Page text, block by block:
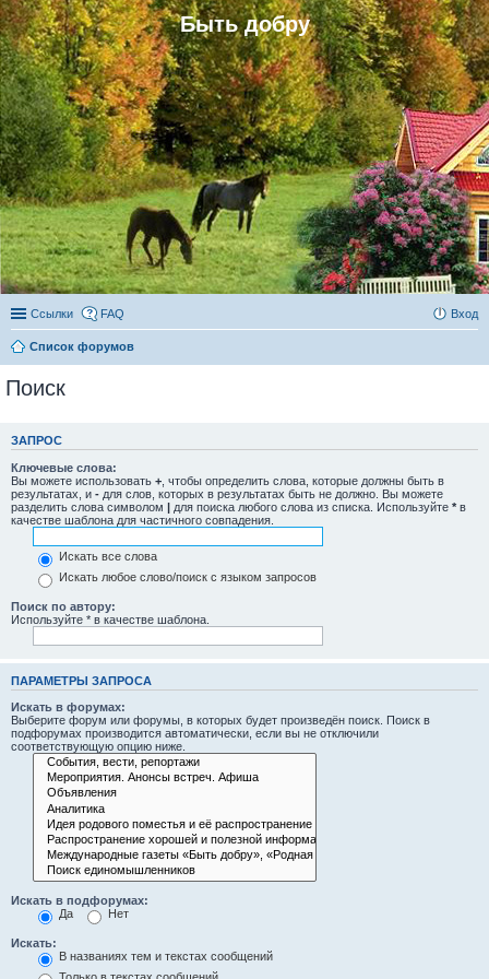
Быть добру
Ссылки FAQ Вход
Список форумов
Поиск
ЗАПРОС
Ключевые слова:
Вы можете использовать + , чтобы определить слова, которые должны быть в
результатах, и - для слов, которых в результатах быть не должно. Вы можете
разделить слова символом | для поиска любого слова из списка. Используйте * в
качестве шаблона для частичного совпадения.
Искать все слова
Искать любое слово/поиск с языком запросов
Поиск по автору:
Используйте * в качестве шаблона.
ПАРАМЕТРЫ ЗАПРОСА
Искать в форумах:
Выберите форум или форумы, в которых будет произведён поиск. Поиск в
подфорумах производится автоматически, если вы не отключили
соответствующую опцию ниже.
Искать в подфорумах:
Да
Нет
Искать:
В названиях тем и текстах сообщений